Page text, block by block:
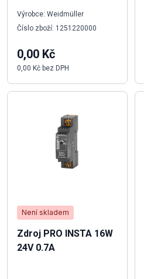
Výrobce: Weidmüller
Číslo zboží: 1251220000
0,00 Kč
0,00 Kč bez DPH
Není skladem
Zdroj PRO INSTA 16W
24V 0.7A